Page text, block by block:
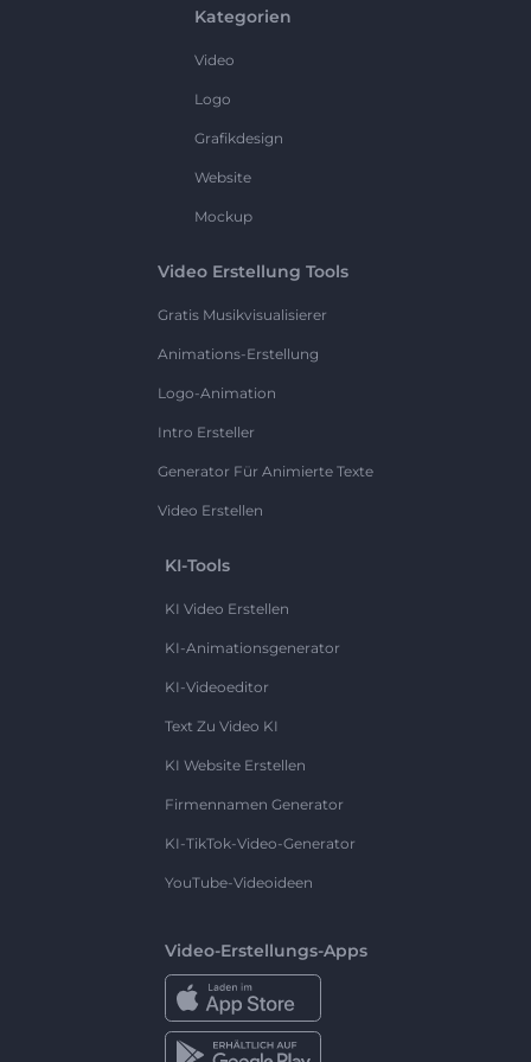
Kategorien
Video
Logo
Grafikdesign
Website
Mockup
Video Erstellung Tools
Gratis Musikvisualisierer
Animations-Erstellung
Logo-Animation
Intro Ersteller
Generator Für Animierte Texte
Video Erstellen
KI-Tools
KI Video Erstellen
KI-Animationsgenerator
KI-Videoeditor
Text Zu Video KI
KI Website Erstellen
Firmennamen Generator
KI-TikTok-Video-Generator
YouTube-Videoideen
Video-Erstellungs-Apps